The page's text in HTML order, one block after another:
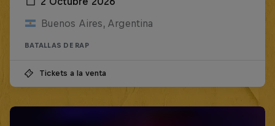
Buenos Aires, Argentina
BATALLAS DE RAP
Tickets a la venta